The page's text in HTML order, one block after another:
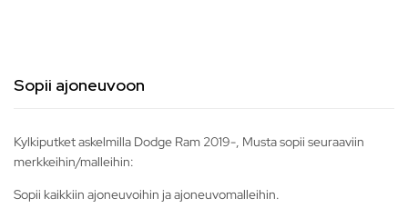
Sopii ajoneuvoon
Kylkiputket askelmilla Dodge Ram 2019-, Musta sopii seuraaviin
merkkeihin/malleihin:
Sopii kaikkiin ajoneuvoihin ja ajoneuvomalleihin.